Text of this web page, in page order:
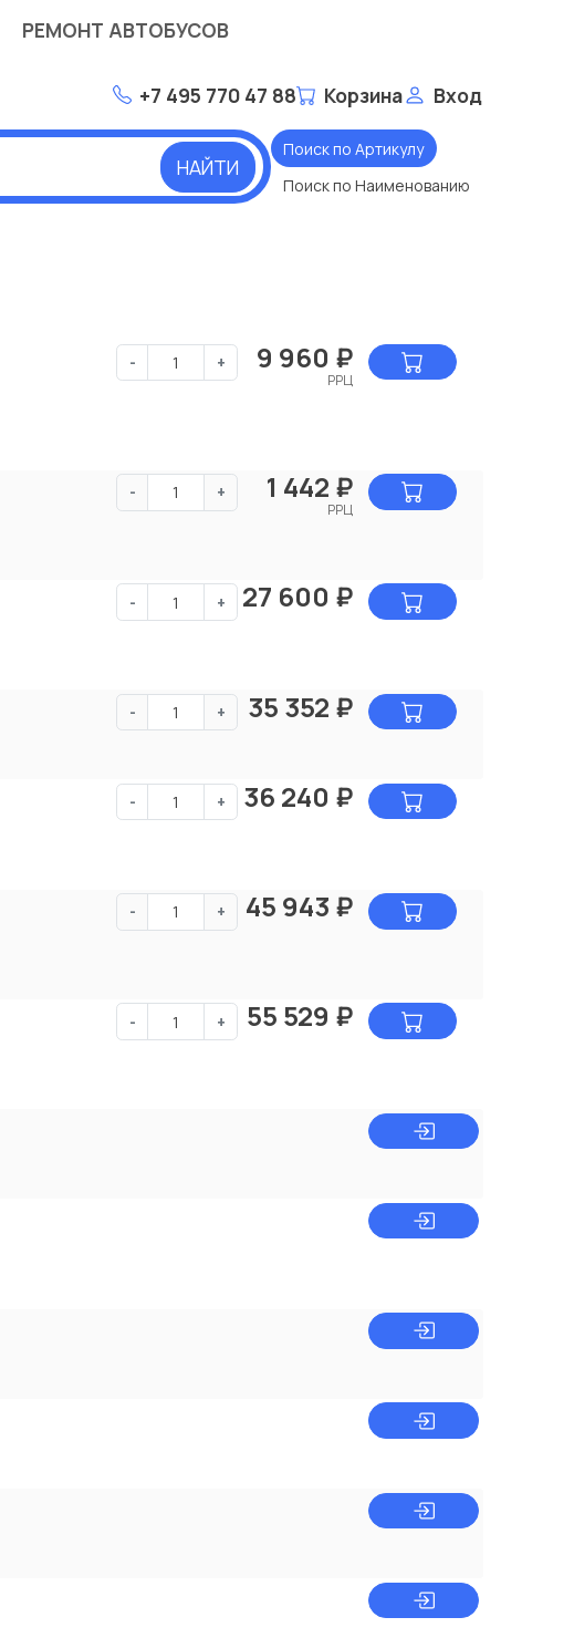
РЕМОНТ АВТОБУСОВ
+7 495 770 47 88 Корзина Вход
НАЙТИ
Поиск по Артикулу
Поиск по Наименованию
- + 9 960 ₽
РРЦ
- + 1 442 ₽
РРЦ
- + 27 600 ₽
- + 35 352 ₽
- + 36 240 ₽
- + 45 943 ₽
- + 55 529 ₽